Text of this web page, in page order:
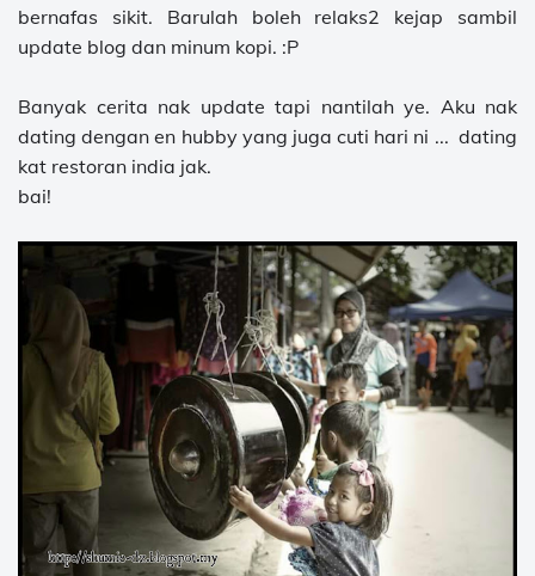
bernafas sikit. Barulah boleh relaks2 kejap sambil
update blog dan minum kopi. :P
Banyak cerita nak update tapi nantilah ye. Aku nak
dating dengan en hubby yang juga cuti hari ni ... dating
kat restoran india jak.
bai!